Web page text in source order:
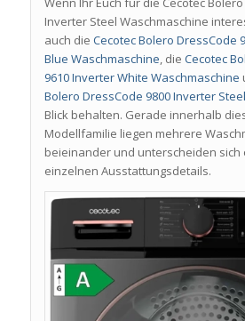
Inverter Steel Waschmaschine
auch die Cecotec Bolero DressCode
Blue Waschmaschine, die Cecotec
9610 Inverter White Waschmaschine
Bolero DressCode 9800 Inverter
Blick behalten. Gerade innerhalb
Modellfamilie liegen mehrere
beieinander und unterscheiden sich
einzelnen Ausstattungsdetails.